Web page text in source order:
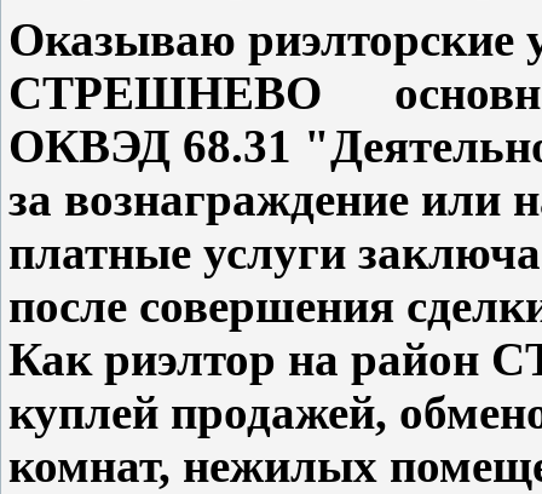
Оказываю риэлторские
СТРЕШНЕВО основной
ОКВЭД 68.31
за вознаграждение или
платные услуги
после совершения
Как риэлтор на
куплей продажей,
комнат, нежилых